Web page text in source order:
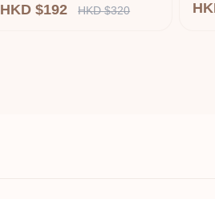
HKD $192 HKD $320